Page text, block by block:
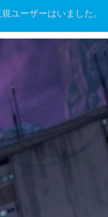
ユーザーはいました。